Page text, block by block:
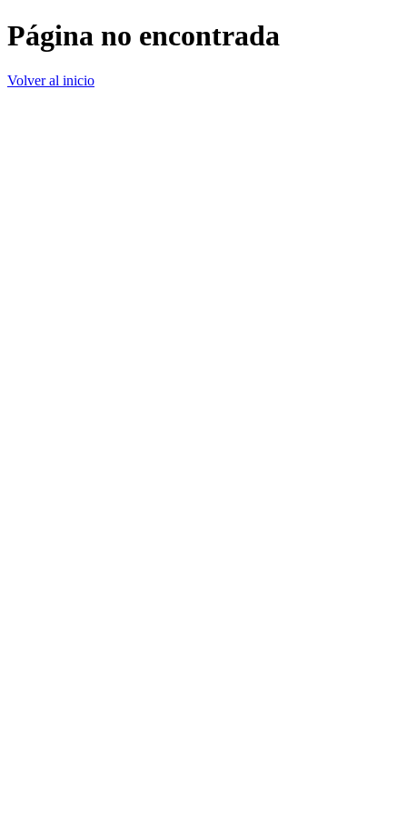
Página no encontrada
Volver al inicio